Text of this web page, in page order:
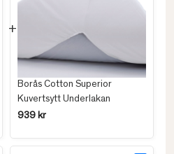
Borås Cotton Superior
Kuvertsytt Underlakan
939 kr